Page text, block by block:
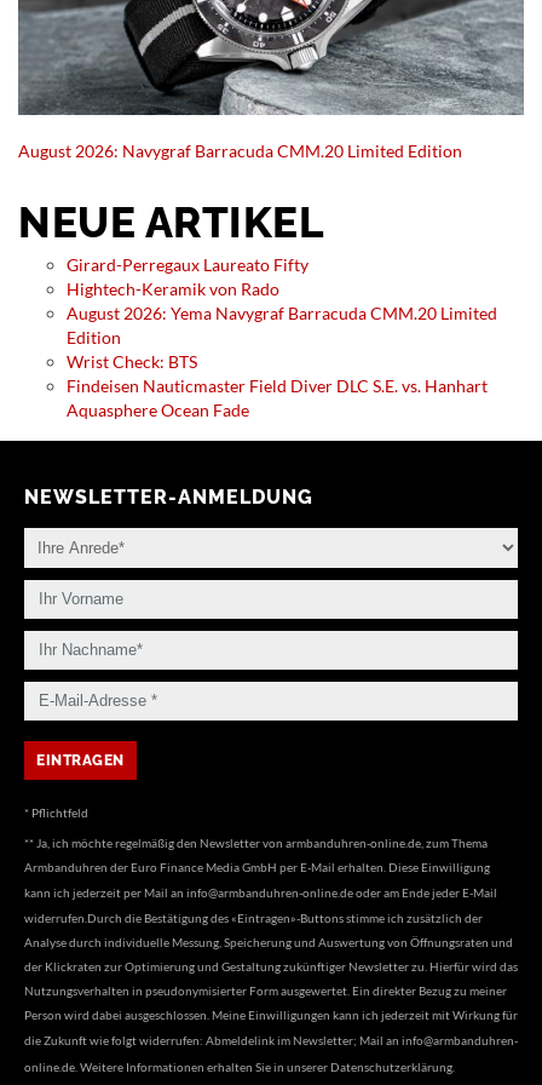
August 2026: Navygraf Barracuda CMM.20 Limited Edition
NEUE ARTIKEL
Girard-Perregaux Laureato Fifty
Hightech-Keramik von Rado
August 2026: Yema Navygraf Barracuda CMM.20 Limited
Edition
Wrist Check: BTS
Findeisen Nauticmaster Field Diver DLC S.E. vs. Hanhart
Aquasphere Ocean Fade
NEWSLETTER-ANMELDUNG
* Pflichtfeld
** Ja, ich möchte regelmäßig den Newsletter von armbanduhren-online.de, zum Thema
Armbanduhren der Euro Finance Media GmbH per E-Mail erhalten. Diese Einwilligung
kann ich jederzeit per Mail an info@armbanduhren-online.deoder am Ende jeder E-Mail
widerrufen.Durch die Bestätigung des «Eintragen»-Buttons stimme ich zusätzlich der
Analyse durch individuelle Messung, Speicherung und Auswertung von Öffnungsraten und
der Klickraten zur Optimierung und Gestaltung zukünftiger Newsletter zu. Hierfür wird das
Nutzungsverhalten in pseudonymisierter Form ausgewertet. Ein direkter Bezug zu meiner
Person wird dabei ausgeschlossen. Meine Einwilligungen kann ich jederzeit mit Wirkung für
die Zukunft wie folgt widerrufen: Abmeldelink im Newsletter; Mail an info@armbanduhren-
online.de . Weitere Informationen erhalten Sie in unserer Datenschutzerklärung